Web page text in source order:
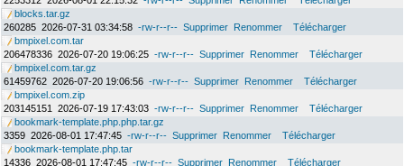
blocks.tar.gz
260285 2026-07-31 03:34:58 -rw-r--r-- Supprimer Renommer
Télécharger
bmpixel.com.tar
206478336 2026-07-20 19:06:25 -rw-r--r-- Supprimer Renommer
Télécharger
bmpixel.com.tar.gz
61459762 2026-07-20 19:06:56 -rw-r--r-- Supprimer Renommer
Télécharger
bmpixel.com.zip
203145151
2026-07-19 17:43:03 -rw-r--r-- Supprimer Renommer
Télécharger
bookmark-template.php.php.tar.gz
3359 2026-08-01 17:47:45 -rw-r--r-- Supprimer Renommer
Télécharger
bookmark-template.php.tar
14336 2026-08-01 17:47:45 -rw-r--r-- Supprimer Renommer
Télécharger